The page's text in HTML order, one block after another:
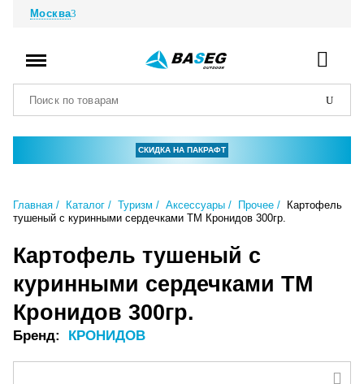
Москва
СКИДКА НА ПАКРАФТ
Главная Каталог Туризм Аксессуары Прочее
Картофель
тушеный с куринными сердечками ТМ Кронидов 300гр.
Картофель тушеный с
куринными сердечками ТМ
Кронидов 300гр.
Бренд: КРОНИДОВ